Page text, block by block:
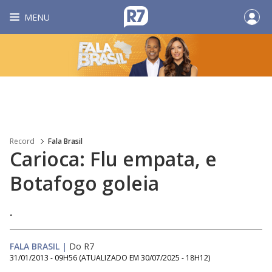
MENU
Record Fala Brasil
Carioca: Flu empata, e
Botafogo goleia
.
FALA BRASIL | Do R7
31/01/2013 - 09H56 (ATUALIZADO EM 30/07/2025 - 18H12)